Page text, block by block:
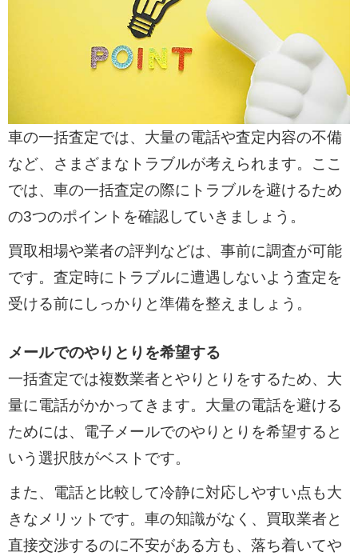
車の一括査定では、大量の電話や査定内容の不備
など、さまざまなトラブルが考えられます。ここ
では、車の一括査定の際にトラブルを避けるため
の3つのポイントを確認していきましょう。
買取相場や業者の評判などは、事前に調査が可能
です。査定時にトラブルに遭遇しないよう査定を
受ける前にしっかりと準備を整えましょう。
メールでのやりとりを希望する
一括査定では複数業者とやりとりをするため、大
量に電話がかかってきます。大量の電話を避ける
ためには、電子メールでのやりとりを希望すると
いう選択肢がベストです。
また、電話と比較して冷静に対応しやすい点も大
きなメリットです。車の知識がなく、買取業者と
直接交渉するのに不安がある方も、落ち着いてや